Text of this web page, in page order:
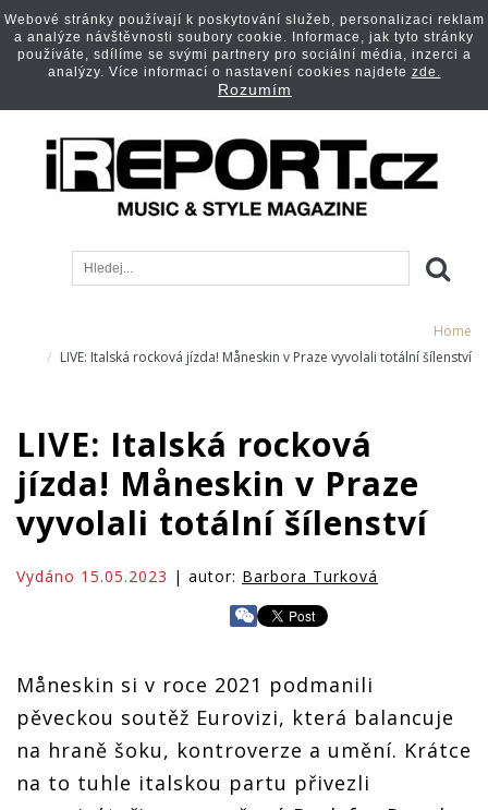
Home
LIVE: Italská rocková jízda! Måneskin v Praze vyvolali totální šílenství
LIVE: Italská rocková
jízda! Måneskin v Praze
vyvolali totální šílenství
Vydáno 15.05.2023 | autor: Barbora Turková
Måneskin si v roce 2021 podmanili
pěveckou soutěž Eurovizi, která balancuje
na hraně šoku, kontroverze a umění. Krátce
na to tuhle italskou partu přivezli
Webové stránky používají k poskytování služeb, personalizaci reklam
a analýze návštěvnosti soubory cookie. Informace, jak tyto stránky
používáte, sdílíme se svými partnery pro sociální média, inzerci a
analýzy. Více informací o nastavení cookies najdete zde.
Rozumím